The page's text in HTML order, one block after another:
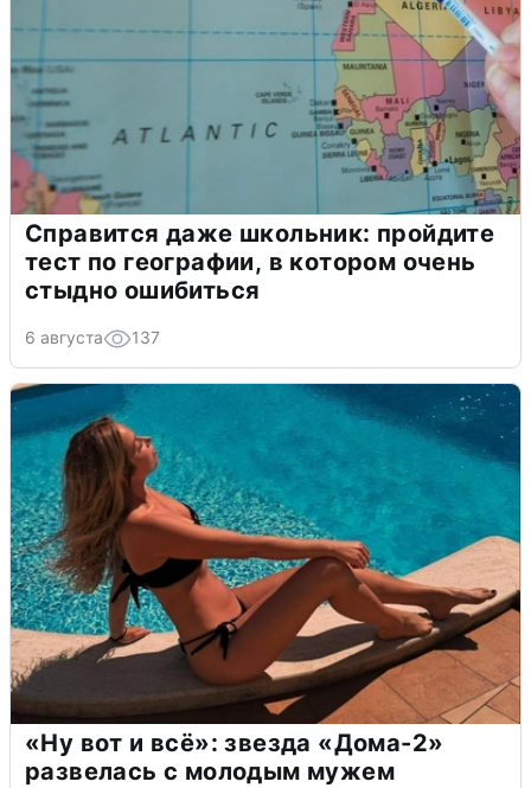
Справится даже школьник: пройдите
тест по географии, в котором очень
стыдно ошибиться
6 августа 137
«Ну вот и всё»: звезда «Дома-2»
развелась с молодым мужем